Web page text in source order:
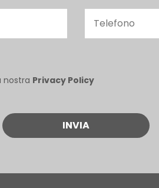
nostra Privacy Policy